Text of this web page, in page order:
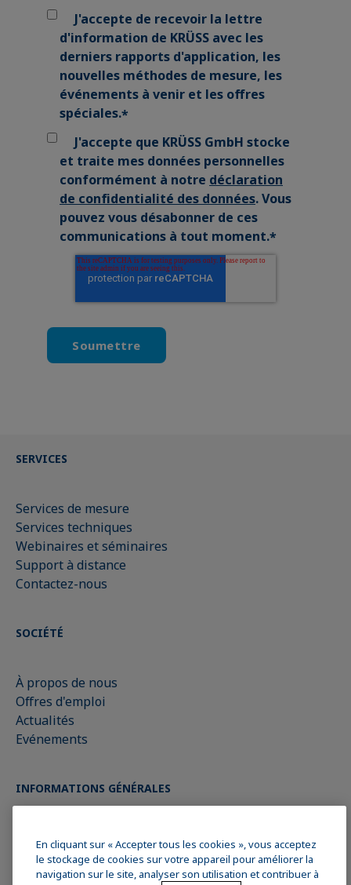
J'accepte de recevoir la lettre
d'information de KRÜSS avec les
derniers rapports d'application, les
nouvelles méthodes de mesure, les
événements à venir et les offres
spéciales.*
J'accepte que KRÜSS GmbH stocke
et traite mes données personnelles
conformément à notre déclaration
de confidentialité des données. Vous
pouvez vous désabonner de ces
communications à tout moment.*
SERVICES
Services de mesure
Services techniques
Webinaires et séminaires
Support à distance
Contactez-nous
SOCIÉTÉ
À propos de nous
Offres d'emploi
Actualités
Evénements
INFORMATIONS GÉNÉRALES
Mentions légales
Déclaration de confidentialité des données
Politique en matière de cookies
En cliquant sur « Accepter tous les cookies », vous acceptez
le stockage de cookies sur votre appareil pour améliorer la
navigation sur le site, analyser son utilisation et contribuer à